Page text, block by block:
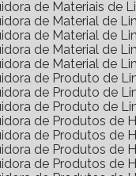
de Materiais de
de Material de
de Material de
de Material de
de Material de
de Produto de
de Produto de
de Produto de
de Produtos de
de Produtos de
de Produtos de
de Produtos de